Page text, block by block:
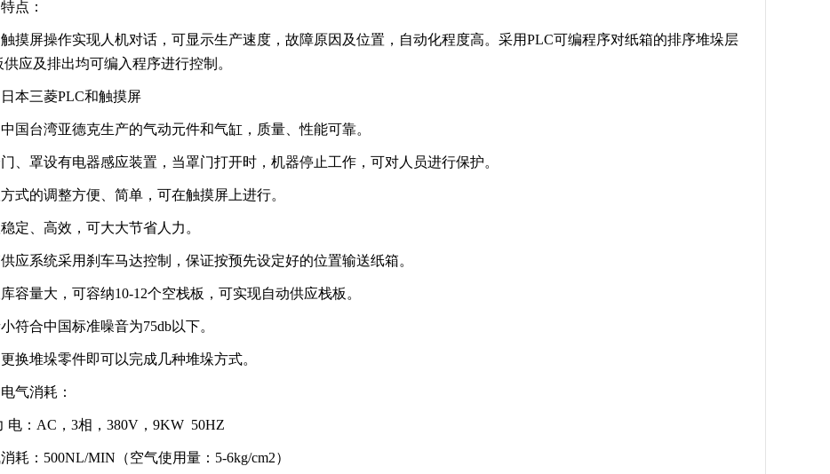
点：
摸屏操作实现人机对话，可显示生产速度，故障原因及位置，自动化程度高。采用PLC可编程序对纸箱的排序堆垛层
应及排出均可编入程序进行控制。
本三菱PLC和触摸屏
国台湾亚德克生产的气动元件和气缸，质量、性能可靠。
、罩设有电器感应装置，当罩门打开时，机器停止工作，可对人员进行保护。
式的调整方便、简单，可在触摸屏上进行。
定、高效，可大大节省人力。
应系统采用刹车马达控制，保证按预先设定好的位置输送纸箱。
容量大，可容纳10-12个空栈板，可实现自动供应栈板。
符合中国标准噪音为75db以下。
换堆垛零件即可以完成几种堆垛方式。
气消耗：
电：AC，3相，380V，9KW 50HZ
耗：500NL/MIN（空气使用量：5-6kg/cm2）